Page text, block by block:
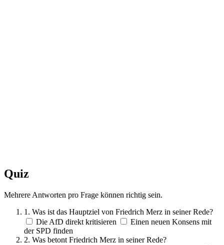
Quiz
Mehrere Antworten pro Frage können richtig sein.
1. Was ist das Hauptziel von Friedrich Merz in seiner Rede?
Die AfD direkt kritisieren
Einen neuen Konsens mit
der SPD finden
2. Was betont Friedrich Merz in seiner Rede?